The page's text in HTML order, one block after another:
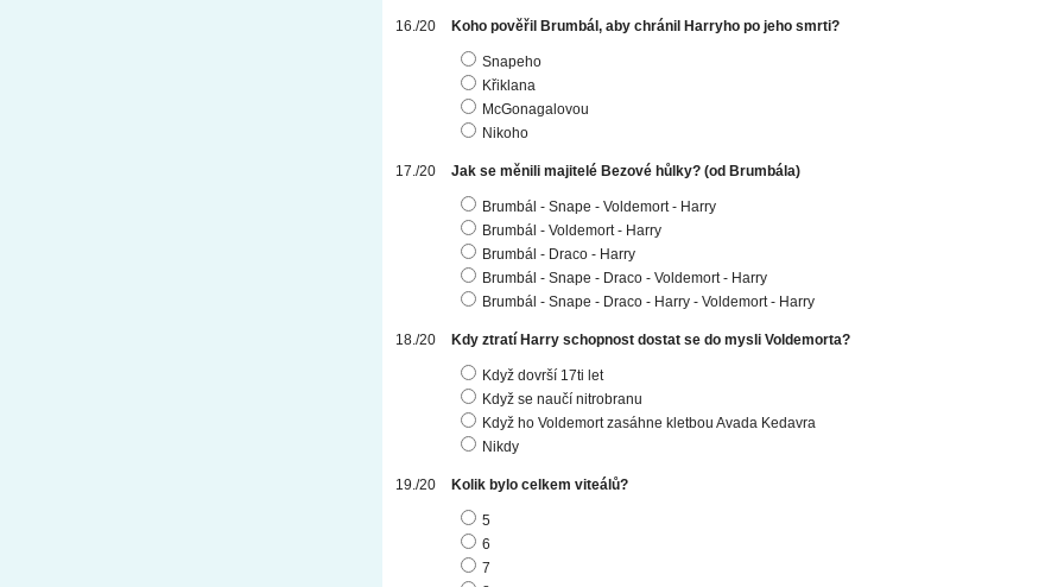
Koho pověřil Brumbál, aby chránil Harryho po jeho smrti?
Snapeho
Křiklana
McGonagalovou
Nikoho
Jak se měnili majitelé Bezové hůlky? (od Brumbála)
Brumbál - Snape - Voldemort - Harry
Brumbál - Voldemort - Harry
Brumbál - Draco - Harry
Brumbál - Snape - Draco - Voldemort - Harry
Brumbál - Snape - Draco - Harry - Voldemort - Harry
Kdy ztratí Harry schopnost dostat se do mysli Voldemorta?
Když dovrší 17ti let
Když se naučí nitrobranu
Když ho Voldemort zasáhne kletbou Avada Kedavra
Nikdy
Kolik bylo celkem viteálů?
5
6
7